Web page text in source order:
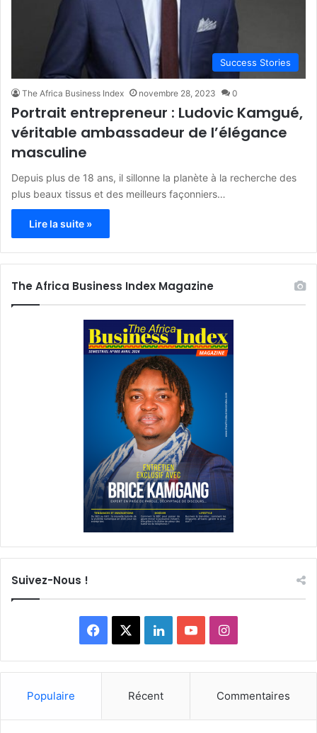
Success Stories
The Africa Business Index novembre 28, 2023 0
Portrait entrepreneur : Ludovic Kamgué,
véritable ambassadeur de l’élégance
masculine
Depuis plus de 18 ans, il sillonne la planète à la recherche des
plus beaux tissus et des meilleurs façonniers…
Lire la suite »
The Africa Business Index Magazine
Suivez-Nous !
a
L
i
o
I
n
Populaire Récent Commentaires